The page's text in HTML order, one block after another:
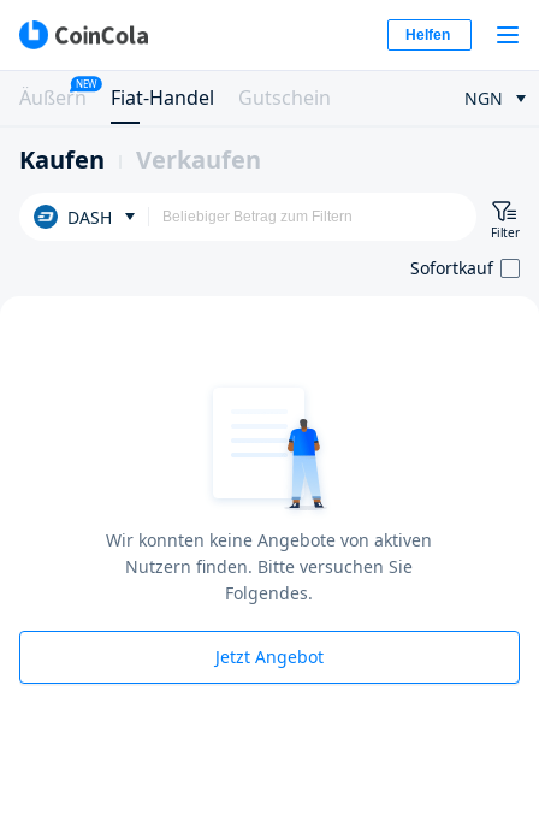
Helfen
Äußern
NEW
Fiat-Handel Gutschein NGN
Kaufen Verkaufen
DASH
Filter
Sofortkauf
Wir konnten keine Angebote von aktiven
Nutzern finden. Bitte versuchen Sie
Folgendes.
Jetzt Angebot